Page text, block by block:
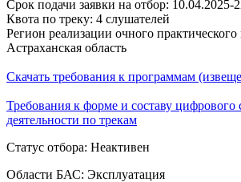
Срок подачи заявки на отбор: 10.04.2025-
Квота по треку: 4 слушателей
Регион реализации очного практического
Астраханская область
Скачать требования к программам
Требования к форме и составу цифрового
деятельности по трекам
Статус отбора: Неактивен
Области БАС: Эксплуатация